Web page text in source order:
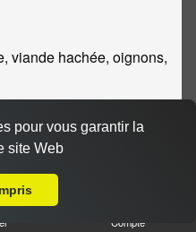
viande hachée, oignons,
Compte
pour vous garantir la
site Web